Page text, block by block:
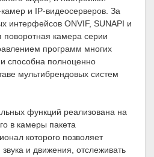
и IP-видеосерверов. За
интерфейсов ONVIF, SUNAPI и
поворотная камера серии
программ многих
способна полноценно
мультибрендовых систем
функций реализована на
в камеры пакета
которого позволяет
и движения, отслеживать